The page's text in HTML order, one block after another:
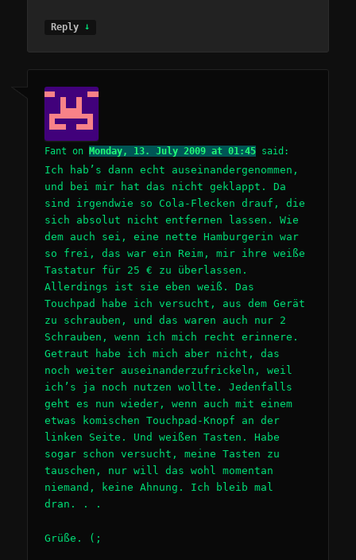
Reply ↓
Fant on Monday, 13. July 2009 at 01:45 said:
Ich hab’s dann echt auseinandergenommen,
und bei mir hat das nicht geklappt. Da
sind irgendwie so Cola-Flecken drauf, die
sich absolut nicht entfernen lassen. Wie
dem auch sei, eine nette Hamburgerin war
so frei, das war ein Reim, mir ihre weiße
Tastatur für 25 € zu überlassen.
Allerdings ist sie eben weiß. Das
Touchpad habe ich versucht, aus dem Gerät
zu schrauben, und das waren auch nur 2
Schrauben, wenn ich mich recht erinnere.
Getraut habe ich mich aber nicht, das
noch weiter auseinanderzufrickeln, weil
ich’s ja noch nutzen wollte. Jedenfalls
geht es nun wieder, wenn auch mit einem
etwas komischen Touchpad-Knopf an der
linken Seite. Und weißen Tasten. Habe
sogar schon versucht, meine Tasten zu
tauschen, nur will das wohl momentan
niemand, keine Ahnung. Ich bleib mal
dran. . .
Grüße. (;